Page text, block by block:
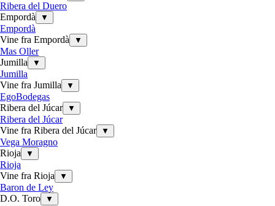
Ribera del Duero
Empordà
▼
Empordà
Vine fra Empordà
▼
Mas Oller
Jumilla
▼
Jumilla
Vine fra Jumilla
▼
EgoBodegas
Ribera del Júcar
▼
Ribera del Júcar
Vine fra Ribera del Júcar
▼
Vega Moragno
Rioja
▼
Rioja
Vine fra Rioja
▼
Baron de Ley
D.O. Toro
▼